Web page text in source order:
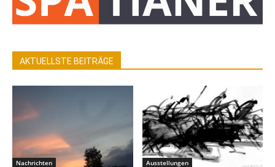
AKTUELLSTE BEITRÄGE
Nachrichten Ausstellungen